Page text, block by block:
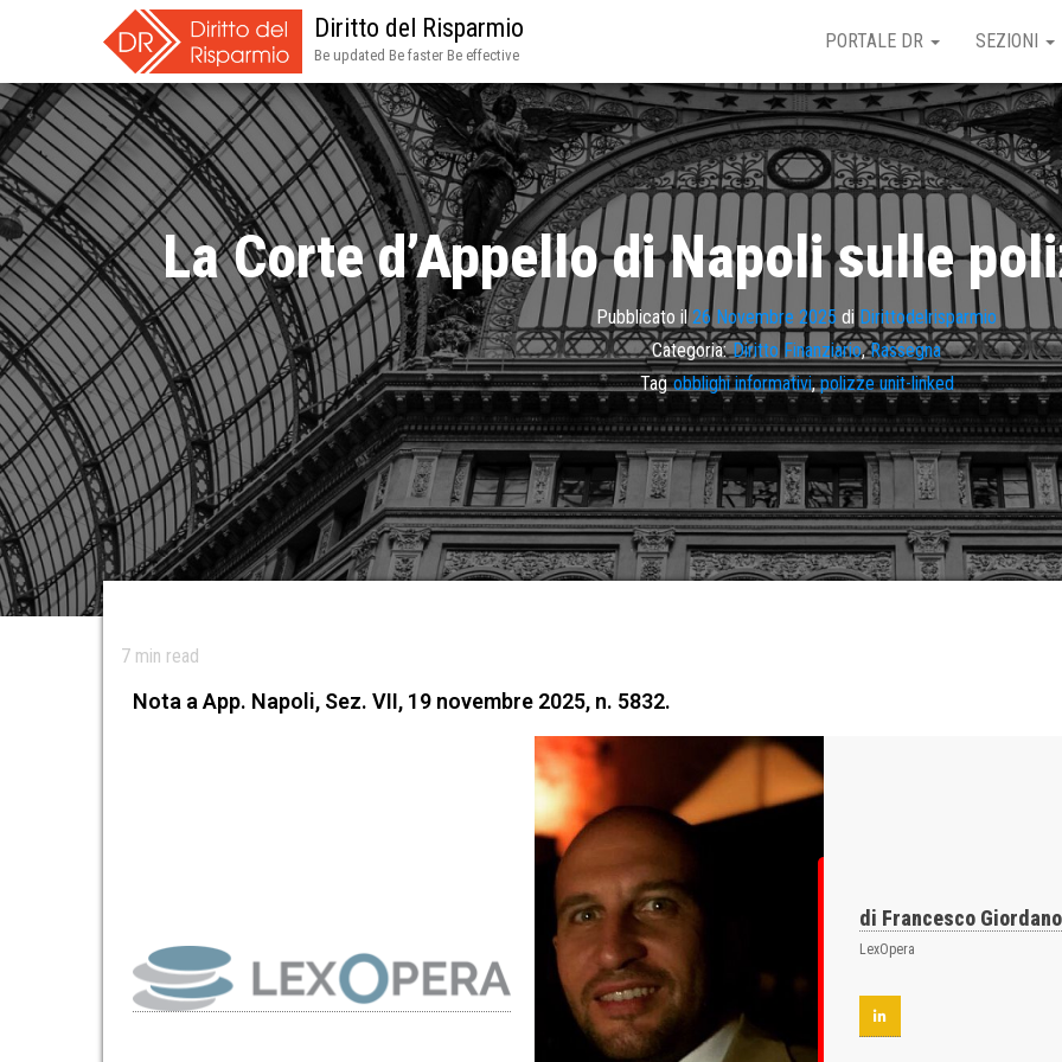
Diritto del Risparmio
Be updated Be faster Be effective
PORTALE DR SEZIONI
La Corte d’Appello di Napoli sulle
Pubblicato il26 Novembre 2025 di Dirittodelrisparmio
Categoria: Diritto Finanziario,Rassegna
Tag obblighi informativi,polizze unit-linked
7 min read
Nota a App. Napoli, Sez. VII, 19 novembre 2025, n. 5832.
di Francesco Giordano
LexOpera